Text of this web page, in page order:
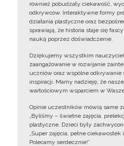
również pobudzały ciekawość,
odkrywców. Interaktywne formy
działania plastyczne oraz
sprawiają, że historia staje się
nauką poprzez doświadczenie.
Dziękujemy wszystkim
zaangażowanie w rozwijanie
uczniów oraz wspólne odkrywanie
inspiracji. Mamy nadzieję, że
wartościowym wsparciem w
Opinie uczestników mówią same
„Byliśmy – świetne zajęcia,
plastyczne. Dzieci były
„Super zajęcia, pełne
Polecamy serdecznie!”